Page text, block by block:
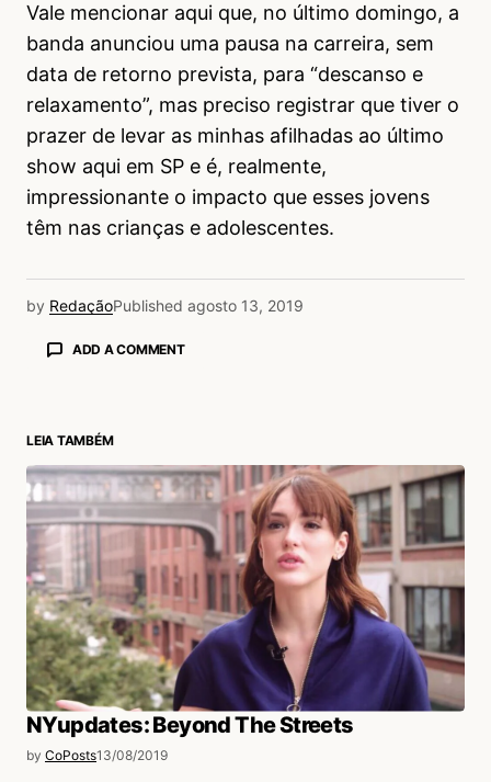
Vale mencionar aqui que, no último domingo, a
banda anunciou uma pausa na carreira, sem
data de retorno prevista, para “descanso e
relaxamento”, mas preciso registrar que tiver o
prazer de levar as minhas afilhadas ao último
show aqui em SP e é, realmente,
impressionante o impacto que esses jovens
têm nas crianças e adolescentes.
by RedaçãoPublished agosto 13, 2019
ADD A COMMENT
LEIA TAMBÉM
NYupdates: Beyond The Streets
by CoPosts13/08/2019